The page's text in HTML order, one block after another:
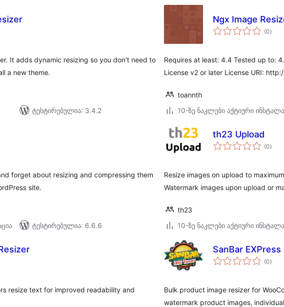
It adds dynamic resizing so you don't need to
a new theme.
ტესტირებულია: 3.4.2
Ngx Image
(0)
Requires at least: 4.4 Tested up to:
License v2 or later License URI:
toannth
10-ზე ნაკლები აქტიური
forget about resizing and compressing them
site.
ტესტირებულია: 6.6.6
th23 Upload
(0)
Resize images on upload to
Watermark images upon upload or
th23
10-ზე ნაკლები აქტიური
resize text for improved readability and
SanBar
(0)
Bulk product image resizer for
watermark product images,